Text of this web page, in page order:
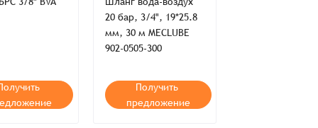
20 бар, 3/4", 19*25.8
мм, 30 м MECLUBE
902-0505-300
Получить
предложение